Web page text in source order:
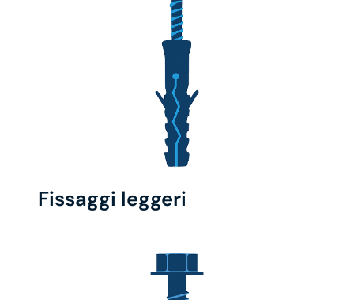
Fissaggi leggeri